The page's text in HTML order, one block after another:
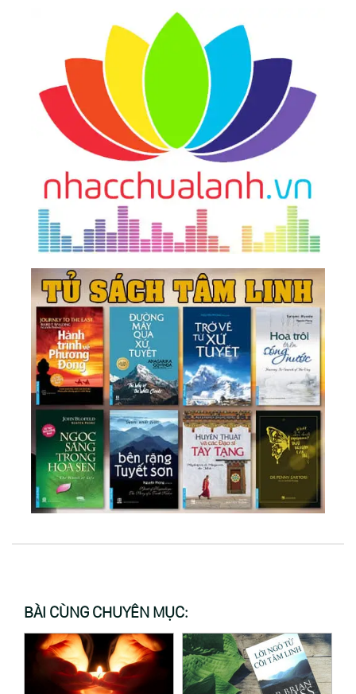
Thần Và Thể Chất-Một Số Bí Quyết Thực Tế Có
Thể Áp Dụng Hằng Ngày
Gõ Cửa Thiên Đường: Học Cách Thở
30.
Gõ Cửa Thiên Đường: Tổng Kết Và Củng Cố Tài
Sản Của Bạn
Gõ Cửa Thiên Đường - Jeffrey A. Wands Pdf
BÀI CÙNG CHUYÊN MỤC: